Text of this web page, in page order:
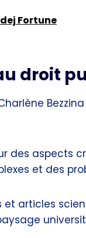
Fortune
droit
des aspects
et des
et articles